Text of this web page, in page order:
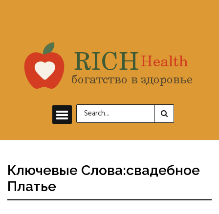
Ключевые Слова:свадебное
Платье